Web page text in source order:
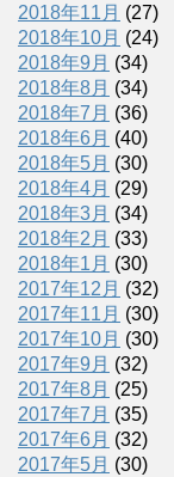
2018年11月 (27)
2018年10月 (24)
2018年9月 (34)
2018年8月 (34)
2018年7月 (36)
2018年6月 (40)
2018年5月 (30)
2018年4月 (29)
2018年3月 (34)
2018年2月 (33)
2018年1月 (30)
2017年12月 (32)
2017年11月 (30)
2017年10月 (30)
2017年9月 (32)
2017年8月 (25)
2017年7月 (35)
2017年6月 (32)
2017年5月 (30)